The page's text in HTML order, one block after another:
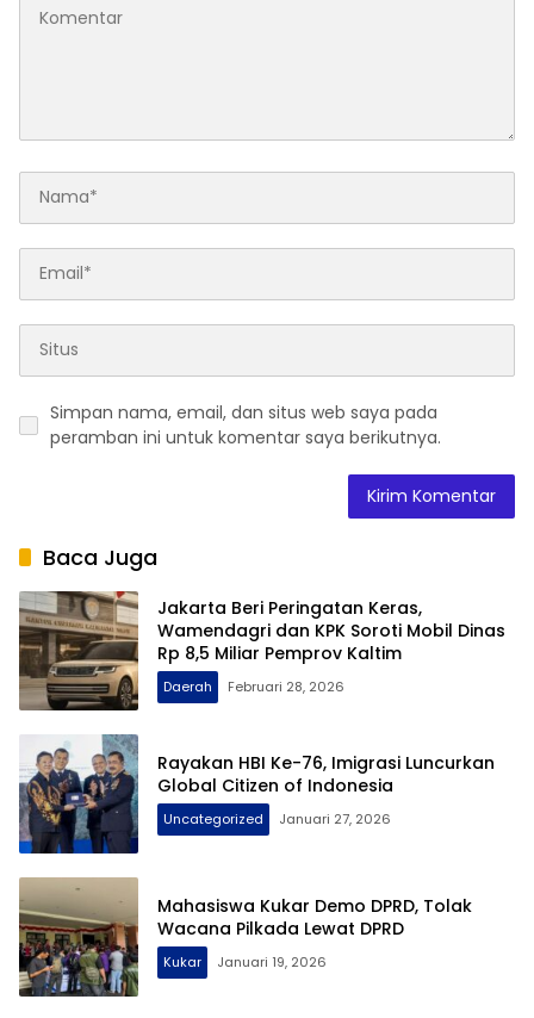
Simpan nama, email, dan situs web saya pada
peramban ini untuk komentar saya berikutnya.
Baca Juga
Jakarta Beri Peringatan Keras,
Wamendagri dan KPK Soroti Mobil Dinas
Rp 8,5 Miliar Pemprov Kaltim
Daerah Februari 28, 2026
Rayakan HBI Ke-76, Imigrasi Luncurkan
Global Citizen of Indonesia
Uncategorized Januari 27, 2026
Mahasiswa Kukar Demo DPRD, Tolak
Wacana Pilkada Lewat DPRD
Kukar Januari 19, 2026